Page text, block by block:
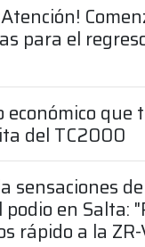
para el
económico que
del TC2000
sensaciones
en Salta:
rápido a la ZR-